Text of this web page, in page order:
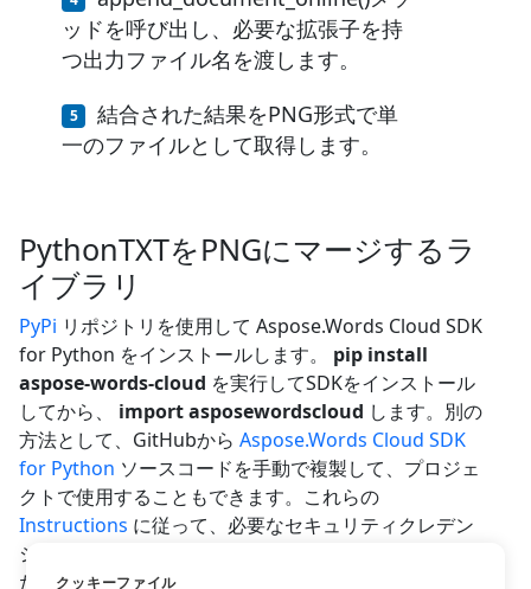
ッドを呼び出し、必要な拡張子を持
つ出力ファイル名を渡します。
結合された結果をPNG形式で単
一のファイルとして取得します。
PythonTXTをPNGにマージするラ
イブラリ
PyPi リポジトリを使用して Aspose.Words Cloud SDK
for Python をインストールします。 pip install
aspose-words-cloud を実行してSDKをインストール
してから、 import asposewordscloud します。別の
方法として、GitHubから Aspose.Words Cloud SDK
for Python ソースコードを手動で複製して、プロジェ
クトで使用することもできます。これらの
Instructions に従って、必要なセキュリティクレデン
シャルをすばやく取得し、RESTAPIにアクセスしてく
ださい。クッキーファイル